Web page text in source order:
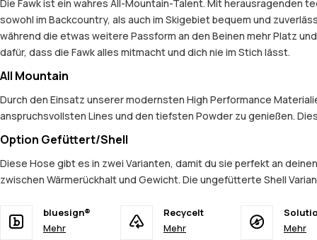
Die Fawk ist ein wahres All-Mountain-Talent. Mit herausragenden
sowohl im Backcountry, als auch im Skigebiet bequem und
während die etwas weitere Passform an den Beinen mehr Platz
dafür, dass die Fawk alles mitmacht und dich nie im Stich lässt.
All Mountain
Durch den Einsatz unserer modernsten High Performance
anspruchsvollsten Lines und den tiefsten Powder zu genießen.
Option Gefüttert/Shell
Diese Hose gibt es in zwei Varianten, damit du sie perfekt an
zwischen Wärmerückhalt und Gewicht. Die ungefütterte Shell
bluesign®
Mehr
Recycelt
Mehr
Mehr